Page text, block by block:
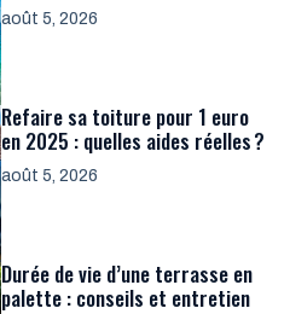
août 5, 2026
Refaire sa toiture pour 1 euro
en 2025 : quelles aides réelles ?
août 5, 2026
Durée de vie d’une terrasse en
palette : conseils et entretien